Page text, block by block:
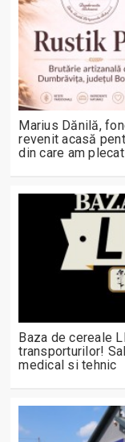
Marius Dănilă,
revenit acasă
din care am
Baza de cereale
transporturilor!
medical si tehnic